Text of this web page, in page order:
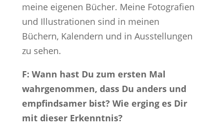
meine eigenen Bücher. Meine Fotografien
und Illustrationen sind in meinen
Büchern, Kalendern und in Ausstellungen
zu sehen.
F: Wann hast Du zum ersten Mal
wahrgenommen, dass Du anders und
empfindsamer bist? Wie erging es Dir
mit dieser Erkenntnis?